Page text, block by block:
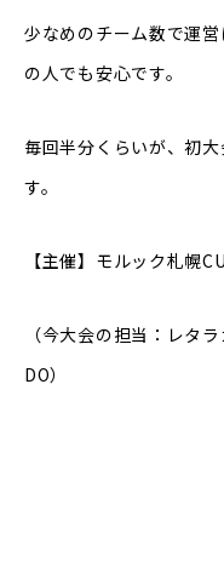
少なめのチーム数で運
の人でも安心です。
毎回半分くらいが、初
す。
【主催】モルック札幌
（今大会の担当：レタ
DO）